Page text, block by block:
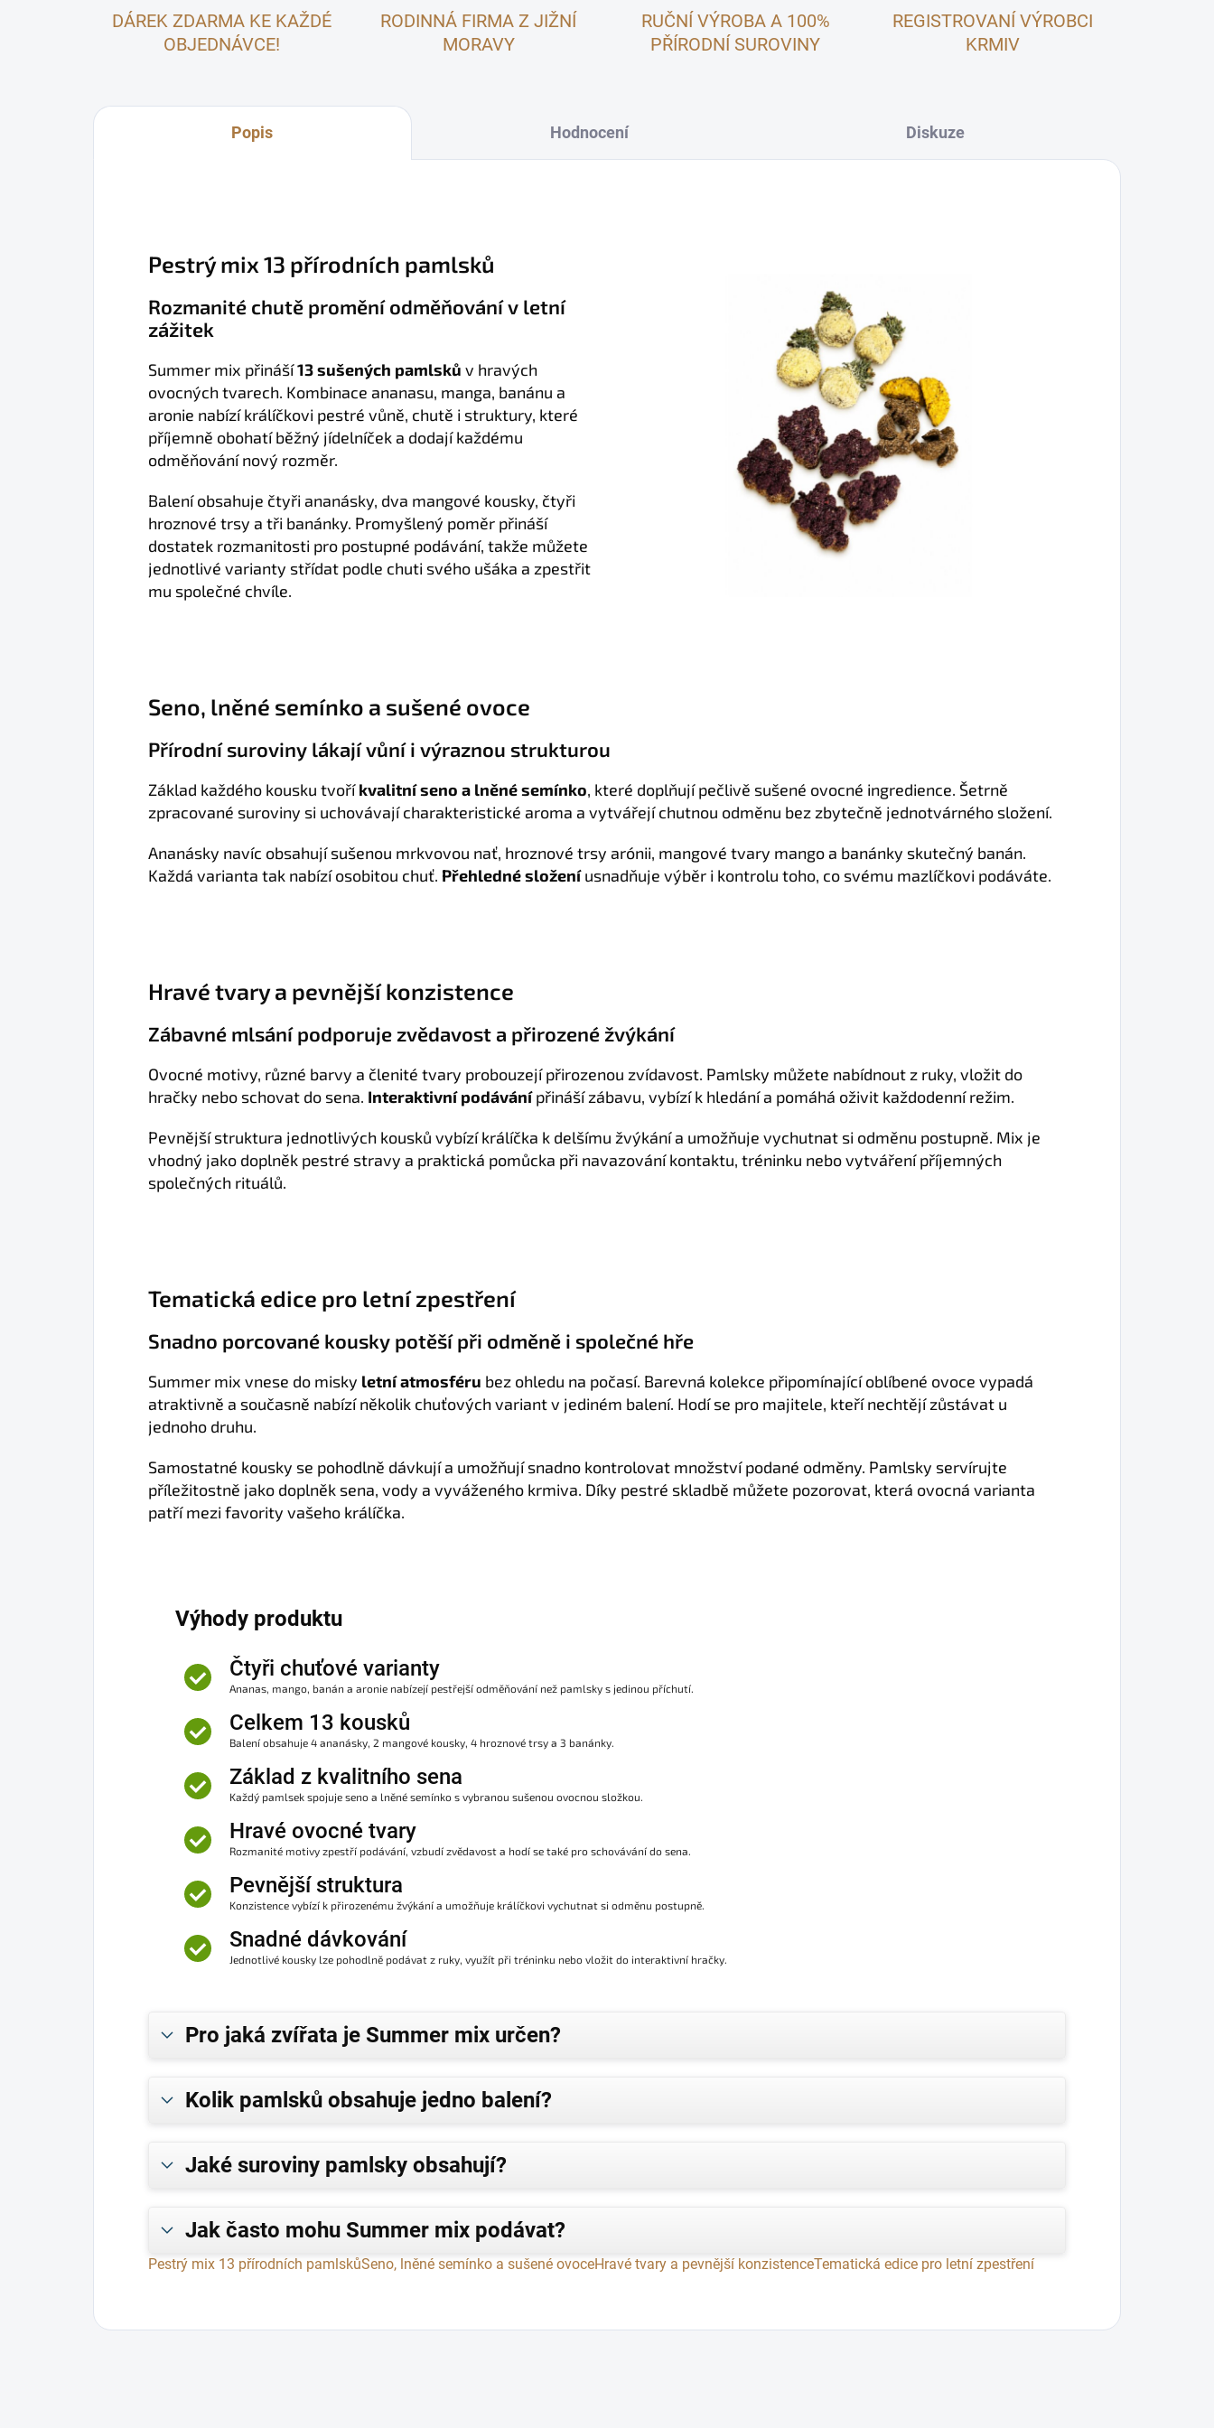
DÁREK ZDARMA KE KAŽDÉ
OBJEDNÁVCE!
RODINNÁ FIRMA Z JIŽNÍ
MORAVY
RUČNÍ VÝROBA A 100%
PŘÍRODNÍ SUROVINY
REGISTROVANÍ VÝROBCI
KRMIV
Popis Hodnocení Diskuze
Pestrý mix 13 přírodních pamlsků
Rozmanité chutě promění odměňování v letní
zážitek
Summer mix přináší13 sušených pamlsků v hravých
ovocných tvarech. Kombinace ananasu, manga, banánu a
aronie nabízí králíčkovi pestré vůně, chutě i struktury, které
příjemně obohatí běžný jídelníček a dodají každému
odměňování nový rozměr.
Balení obsahuje čtyři ananásky, dva mangové kousky, čtyři
hroznové trsy a tři banánky. Promyšlený poměr přináší
dostatek rozmanitosti pro postupné podávání, takže můžete
jednotlivé varianty střídat podle chuti svého ušáka a zpestřit
mu společné chvíle.
Seno, lněné semínko a sušené ovoce
Přírodní suroviny lákají vůní i výraznou strukturou
Základ každého kousku tvoříkvalitní seno a lněné semínko, které doplňují pečlivě sušené ovocné ingredience. Šetrně
zpracované suroviny si uchovávají charakteristické aroma a vytvářejí chutnou odměnu bez zbytečně jednotvárného složení.
Ananásky navíc obsahují sušenou mrkvovou nať, hroznové trsy arónii, mangové tvary mango a banánky skutečný banán.
Každá varianta tak nabízí osobitou chuť. Přehledné složeníusnadňuje výběr i kontrolu toho, co svému mazlíčkovi podáváte.
Hravé tvary a pevnější konzistence
Zábavné mlsání podporuje zvědavost a přirozené žvýkání
Ovocné motivy, různé barvy a členité tvary probouzejí přirozenou zvídavost. Pamlsky můžete nabídnout z ruky, vložit do
hračky nebo schovat do sena. Interaktivní podávánípřináší zábavu, vybízí k hledání a pomáhá oživit každodenní režim.
Pevnější struktura jednotlivých kousků vybízí králíčka k delšímu žvýkání a umožňuje vychutnat si odměnu postupně. Mix je
vhodný jako doplněk pestré stravy a praktická pomůcka při navazování kontaktu, tréninku nebo vytváření příjemných
společných rituálů.
Tematická edice pro letní zpestření
Snadno porcované kousky potěší při odměně i společné hře
Summer mix vnese do misky letní atmosféru bez ohledu na počasí. Barevná kolekce připomínající oblíbené ovoce vypadá
atraktivně a současně nabízí několik chuťových variant v jediném balení. Hodí se pro majitele, kteří nechtějí zůstávat u
jednoho druhu.
Samostatné kousky se pohodlně dávkují a umožňují snadno kontrolovat množství podané odměny. Pamlsky servírujte
příležitostně jako doplněk sena, vody a vyváženého krmiva. Díky pestré skladbě můžete pozorovat, která ovocná varianta
patří mezi favority vašeho králíčka.
Výhody produktu
Čtyři chuťové varianty
Ananas, mango, banán a aronie nabízejí pestřejší odměňování než pamlsky s jedinou příchutí.
Celkem 13 kousků
Balení obsahuje 4 ananásky, 2 mangové kousky, 4 hroznové trsy a 3 banánky.
Základ z kvalitního sena
Každý pamlsek spojuje seno a lněné semínko s vybranou sušenou ovocnou složkou.
Hravé ovocné tvary
Rozmanité motivy zpestří podávání, vzbudí zvědavost a hodí se také pro schovávání do sena.
Pevnější struktura
Konzistence vybízí k přirozenému žvýkání a umožňuje králíčkovi vychutnat si odměnu postupně.
Snadné dávkování
Jednotlivé kousky lze pohodlně podávat z ruky, využít při tréninku nebo vložit do interaktivní hračky.
Pro jaká zvířata je Summer mix určen?
Kolik pamlsků obsahuje jedno balení?
Jaké suroviny pamlsky obsahují?
Jak často mohu Summer mix podávat?
Pestrý mix 13 přírodních pamlskůSeno, lněné semínko a sušené ovoceHravé tvary a pevnější konzistenceTematická edice pro letní zpestření